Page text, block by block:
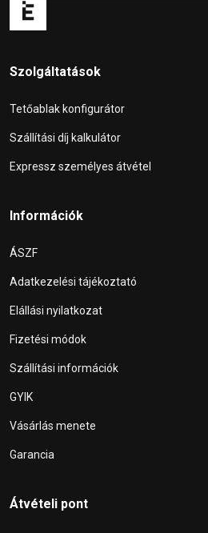
Szolgáltatások
Tetőablak konfigurátor
Szállítási díj kalkulátor
Expressz személyes átvétel
Információk
ÁSZF
Adatkezelési tájékoztató
Elállási nyilatkozat
Fizetési módok
Szállítási információk
GYIK
Vásárlás menete
Garancia
Átvételi pont